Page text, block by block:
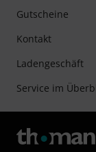
Gutscheine
Kontakt
Ladengeschäft
Service im